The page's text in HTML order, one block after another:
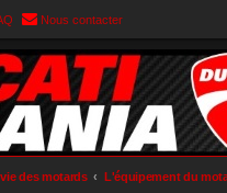
Nous contacter
des motards L'équipement du